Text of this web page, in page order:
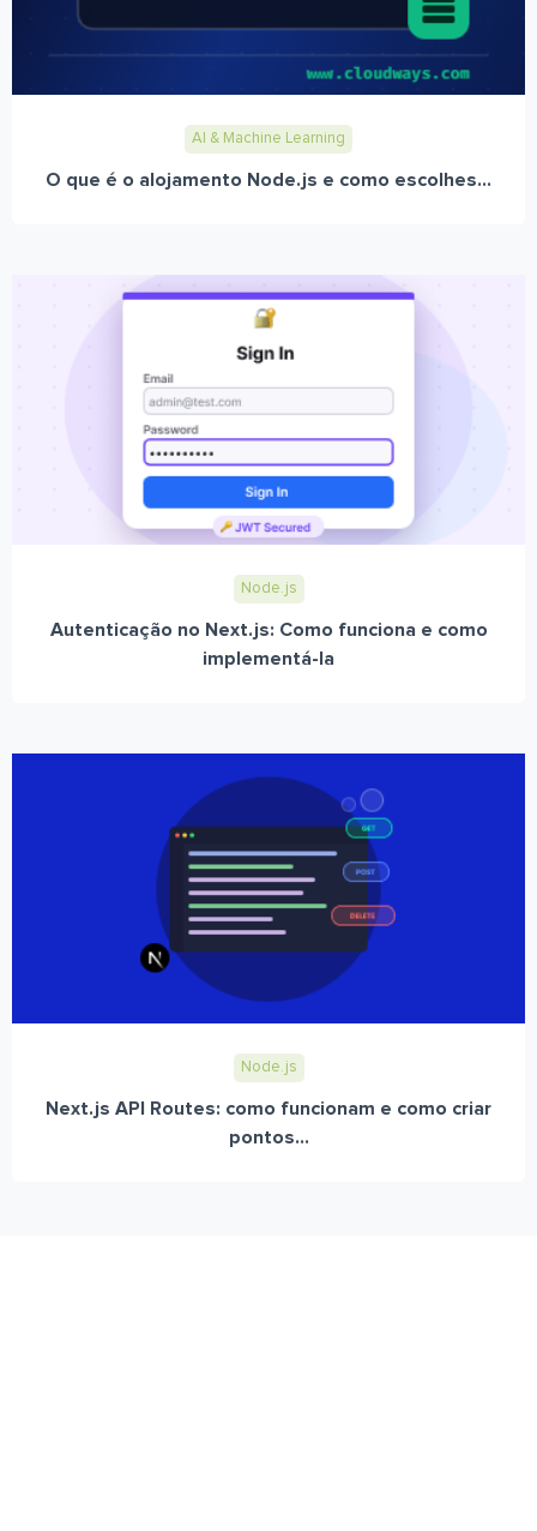
AI & Machine Learning
O que é o alojamento Node.js e como escolhes...
Node.js
Autenticação no Next.js: Como funciona e como
implementá-la
Node.js
Next.js API Routes: como funcionam e como criar
pontos...